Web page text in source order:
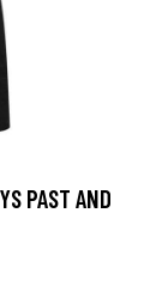
PAST AND